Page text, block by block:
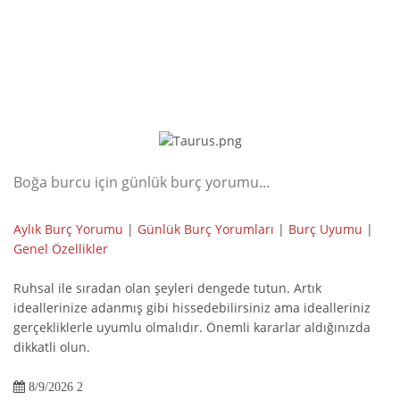
Boğa burcu için günlük burç yorumu...
Aylık Burç Yorumu | Günlük Burç Yorumları | Burç Uyumu |
Genel Özellikler
Ruhsal ile sıradan olan şeyleri dengede tutun. Artık
ideallerinize adanmış gibi hissedebilirsiniz ama idealleriniz
gerçekliklerle uyumlu olmalıdır. Önemli kararlar aldığınızda
dikkatli olun.
8/9/2026 2